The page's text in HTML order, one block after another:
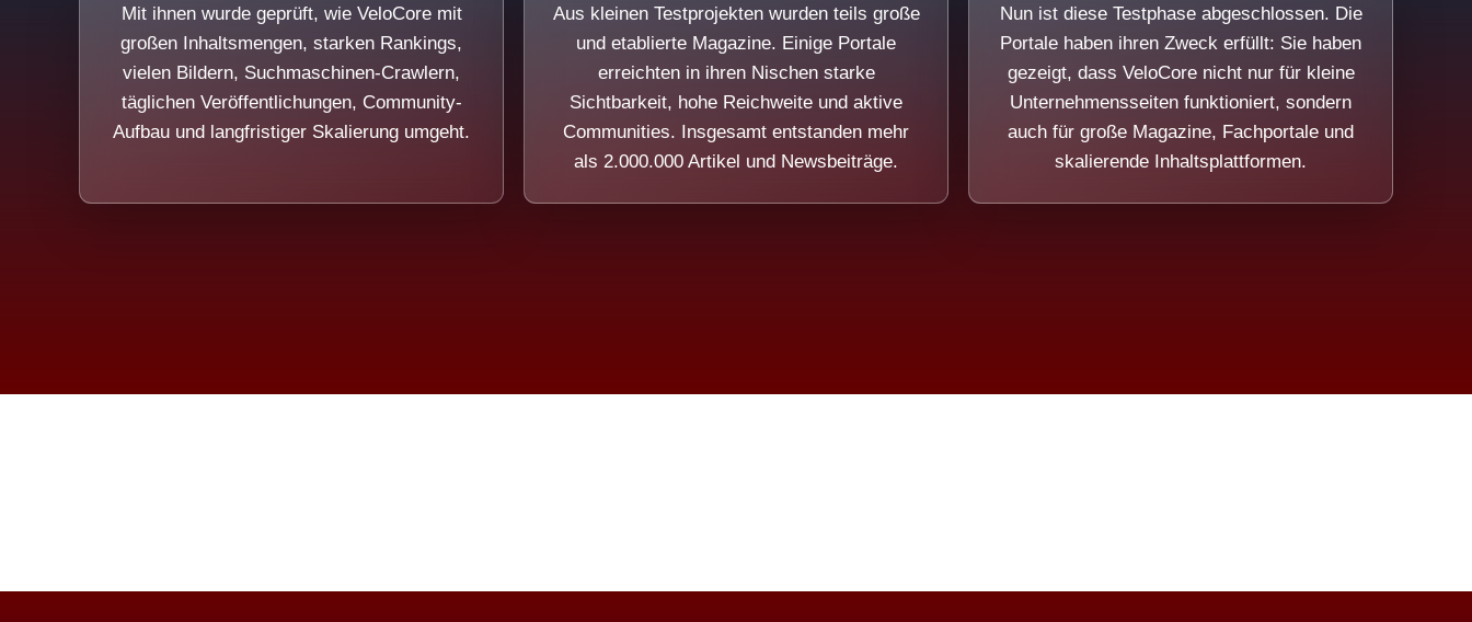
Mit ihnen wurde geprüft, wie VeloCore mit
großen Inhaltsmengen, starken Rankings,
vielen Bildern, Suchmaschinen-Crawlern,
täglichen Veröffentlichungen, Community-
Aufbau und langfristiger Skalierung umgeht.
Aus kleinen Testprojekten wurden teils große
und etablierte Magazine. Einige Portale
erreichten in ihren Nischen starke
Sichtbarkeit, hohe Reichweite und aktive
Communities. Insgesamt entstanden mehr
als 2.000.000 Artikel und Newsbeiträge.
Nun ist diese Testphase abgeschlossen. Die
Portale haben ihren Zweck erfüllt: Sie haben
gezeigt, dass VeloCore nicht nur für kleine
Unternehmensseiten funktioniert, sondern
auch für große Magazine, Fachportale und
skalierende Inhaltsplattformen.